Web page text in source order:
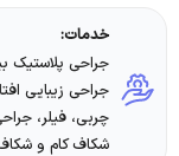
خدمات:
جراحی پلاستیک
جراحی زیبایی
چربی، فیلر،
شکاف کام و